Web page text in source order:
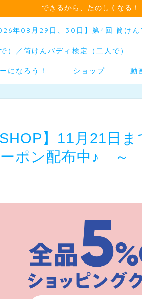
できるから、たのしくなる
年08月29日、30日】第4回 筒け
）／筒けんバディ検定（二人で）
になろう！ ショップ 動
SHOP】11月21日
ーポン配布中♪ ～